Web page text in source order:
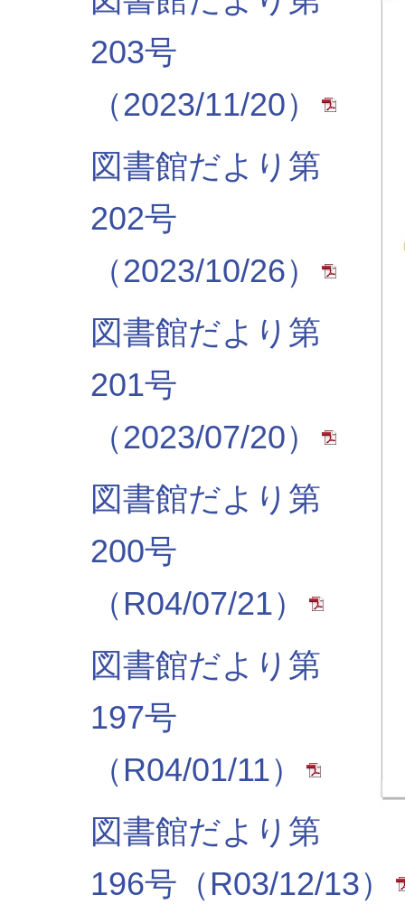
203号
（2023/11/20）
図書館だより第
202号
（2023/10/26）
図書館だより第
201号
（2023/07/20）
図書館だより第
200号
（R04/07/21）
図書館だより第
197号
（R04/01/11）
図書館だより第
196号（R03/12/13）